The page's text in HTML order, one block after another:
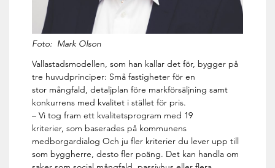
Foto: Mark Olson
Vallastadsmodellen, som han kallar det för, bygger på
tre huvudprinciper: Små fastigheter för en
stor mångfald, detaljplan före markförsäljning samt
konkurrens med kvalitet i stället för pris.
– Vi tog fram ett kvalitetsprogram med 19
kriterier, som baserades på kommunens
medborgardialog Och ju fler kriterier du lever upp till
som byggherre, desto fler poäng. Det kan handla om